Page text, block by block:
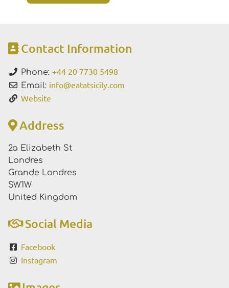
Contact Information
Phone: +44 20 7730 5498
Email: info@eatatsicily.com
Website
Address
2a Elizabeth St
Londres
Grande Londres
SW1W
United Kingdom
Social Media
Facebook
Instagram